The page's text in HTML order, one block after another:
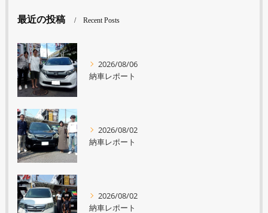
最近の投稿 Recent Posts
2026/08/06
納車レポート
2026/08/02
納車レポート
2026/08/02
納車レポート